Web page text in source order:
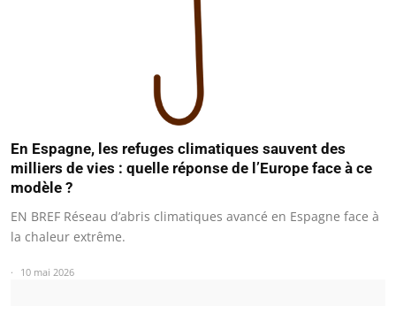
En Espagne, les refuges climatiques sauvent des
milliers de vies : quelle réponse de l’Europe face à ce
modèle ?
EN BREF Réseau d’abris climatiques avancé en Espagne face à
la chaleur extrême.
10 mai 2026